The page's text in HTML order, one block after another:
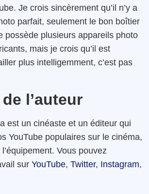
Je crois sincèrement qu’il n’y a
parfait, seulement le bon boîtier
possède plusieurs appareils photo
mais je crois qu’il est
plus intelligemment, c’est pas
l’auteur
est un cinéaste et un éditeur qui
YouTube populaires sur le cinéma,
Vous pouvez
sur YouTube, Twitter, Instagram,